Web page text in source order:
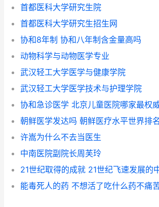
首都医科大学研究生院
首都医科大学研究生招生网
协和8年制 协和八年制含金量高吗
动物科学与动物医学专业
武汉轻工大学医学与健康学院
武汉轻工大学医学技术与护理学院
协和急诊医学 北京儿童医院哪家最权
朝鲜医学发达吗 朝鲜医疗水平世界排名
许嵩为什么不去当医生
中南医院副院长周芙玲
21世纪取得的成就 21世纪飞速发展的
能毒死人的药 不想活了吃什么药不痛